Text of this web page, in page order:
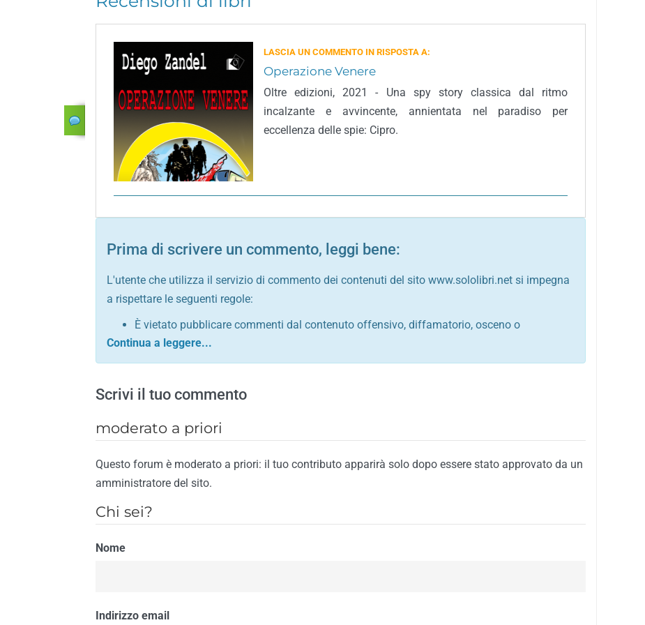
LASCIA UN COMMENTO IN RISPOSTA A:
Operazione Venere
Oltre edizioni, 2021 - Una spy story classica dal ritmo
incalzante e avvincente, annientata nel paradiso per
eccellenza delle spie: Cipro.
Prima di scrivere un commento, leggi bene:
L'utente che utilizza il servizio di commento dei contenuti del sito www.sololibri.net si impegna
a rispettare le seguenti regole:
È vietato pubblicare commenti dal contenuto offensivo, diffamatorio, osceno o
comunque contrario alle leggi dello Stato italiano e di quelle internazionali
Sono vietati commenti in tono sacrilego, sarcastico, denigratorio e sbeffeggiatorio
È vietato pubblicare commenti contrari al rispetto dell'ordine pubblico
È vietato pubblicare commenti lesivi della privacy di qualsiasi cittadino
È vietato pubblicare commenti razzisti nei confronti di qualsiasi razza, popolo, cultura,
religione
È vietato pubblicare commenti contrari al rispetto del buon costume o contenenti
È vietato pubblicare commenti inerenti propaganda politica, di partito o di fazione, che
Il riscontro della violazione anche di una sola delle regole precedenti comporterà la non
Scrivi il tuo commento
moderato a priori
Questo forum è moderato a priori: il tuo contributo apparirà solo dopo essere stato approvato da un
amministratore del sito.
Chi sei?
Nome
Indirizzo email